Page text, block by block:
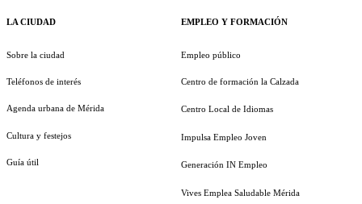
LA CIUDAD
Sobre la ciudad
Teléfonos de interés
Agenda urbana de Mérida
Cultura y festejos
Guía útil
EMPLEO Y FORMACIÓN
Empleo público
Centro de formación la Calzada
Centro Local de Idiomas
Impulsa Empleo Joven
Generación IN Empleo
Vives Emplea Saludable Mérida